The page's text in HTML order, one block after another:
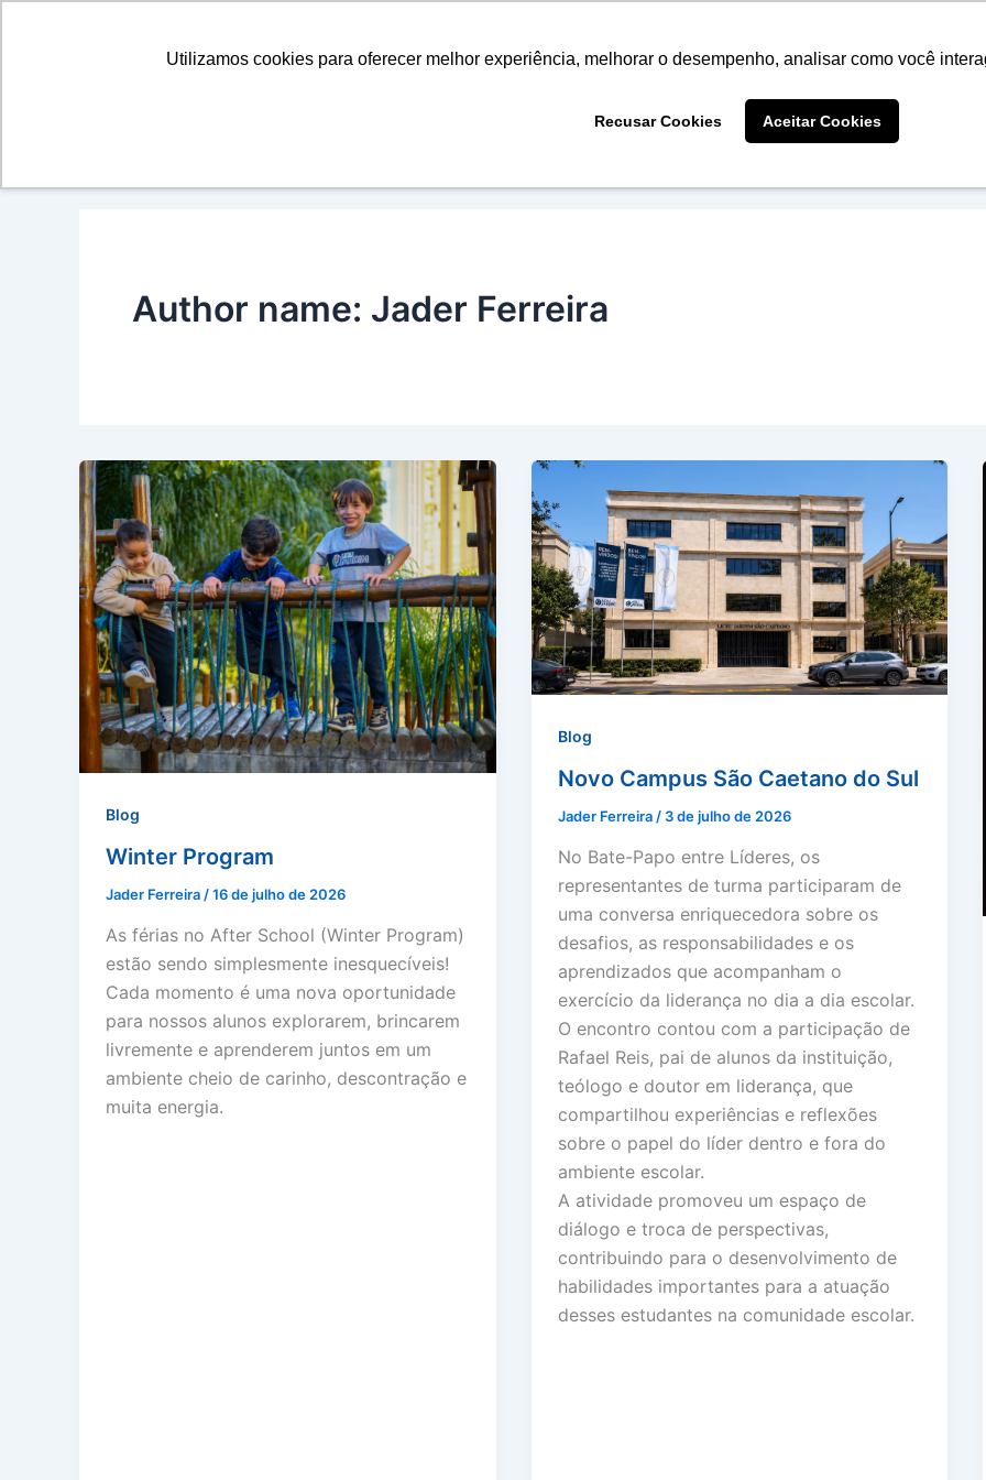
Utilizamos cookies para oferecer melhor experiência, melhorar o desempenho, analisar como você
Recusar Cookies Aceitar Cookies
QUEM SOMOS SEGMENTOS NOTÍCIAS MATRÍCULAS PROJETOS
Author name: Jader Ferreira
Blog
Winter Program
Jader Ferreira /16 de julho de 2026
As férias no After School (Winter Program)
estão sendo simplesmente inesquecíveis!
Cada momento é uma nova oportunidade
para nossos alunos explorarem, brincarem
livremente e aprenderem juntos em um
ambiente cheio de carinho, descontração e
muita energia.
Blog
Novo Campus São Caetano do Sul
Jader Ferreira / 3 de julho de 2026
No Bate-Papo entre Líderes, os
representantes de turma participaram de
uma conversa enriquecedora sobre os
desafios, as responsabilidades e os
aprendizados que acompanham o
exercício da liderança no dia a dia escolar.
O encontro contou com a participação de
Rafael Reis, pai de alunos da instituição,
teólogo e doutor em liderança, que
compartilhou experiências e reflexões
sobre o papel do líder dentro e fora do
ambiente escolar.
A atividade promoveu um espaço de
diálogo e troca de perspectivas,
contribuindo para o desenvolvimento de
habilidades importantes para a atuação
desses estudantes na comunidade escolar.